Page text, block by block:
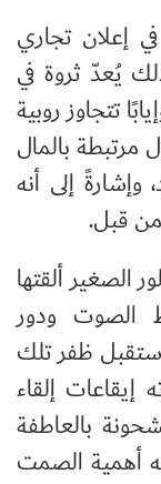
إعلان تجاري
يُعدّ ثروة في
تتجاوز روبية
مرتبطة بالمال
إلى أنه
قبل.
الصغير ألقتها
الصوت ودور
ظفر تلك
إيقاعات إلقاء
بالعاطفة
أهمية الصمت